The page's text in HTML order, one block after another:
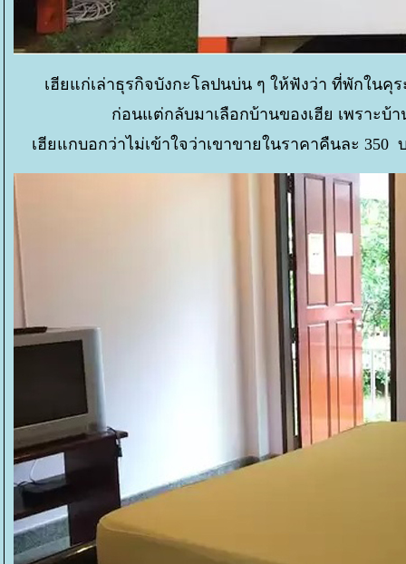
เฮียแก่เล่าธุรกิจบังกะโลปนบ่น ๆ ให้ฟังว่า ที่พักในคุ
ก่อนแต่กลับมาเลือกบ้านของเฮีย เพราะ
เฮียแกบอกว่าไม่เข้าใจว่าเขาขายในราคาคืนละ